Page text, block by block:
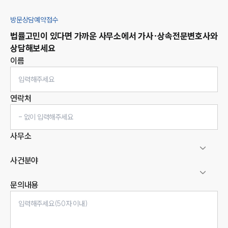
방문상담예약접수
법률고민이 있다면 가까운 사무소에서 가사·상속전문변호사와
상담해보세요
이름
연락처
사무소
사건분야
문의내용